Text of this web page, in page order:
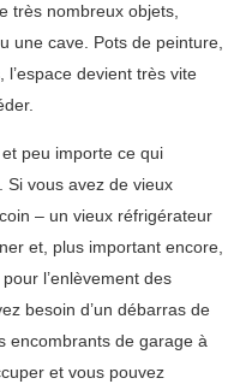
très nombreux objets,
une cave. Pots de peinture,
devient très vite
peu importe ce qui
Si vous avez de vieux
– un vieux réfrigérateur
et, plus important encore,
l’enlèvement des
besoin d’un débarras de
encombrants de garage à
et vous pouvez